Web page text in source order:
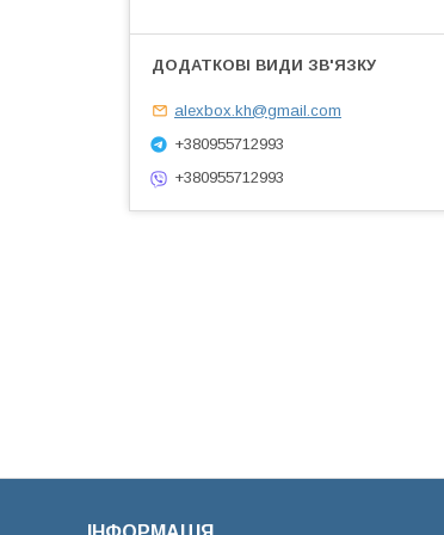
alexbox.kh@gmail.com
+380955712993
+380955712993